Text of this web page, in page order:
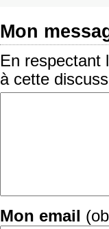
Mon
En respectant
à cette
Mon email